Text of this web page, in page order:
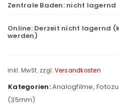
Zentrale Baden: nicht lagernd
Online: Derzeit nicht lagernd
werden)
inkl. MwSt. zzgl. Versandkosten
Kategorien:Analogfilme,
(35mm)